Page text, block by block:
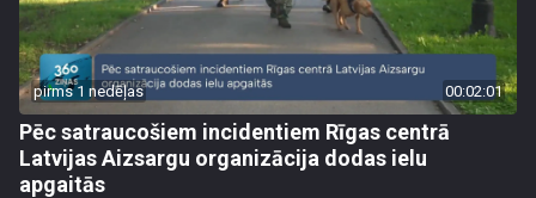
pirms 1 nedēļas 00:02:01
Pēc satraucošiem incidentiem Rīgas centrā
Latvijas Aizsargu organizācija dodas ielu
apgaitās